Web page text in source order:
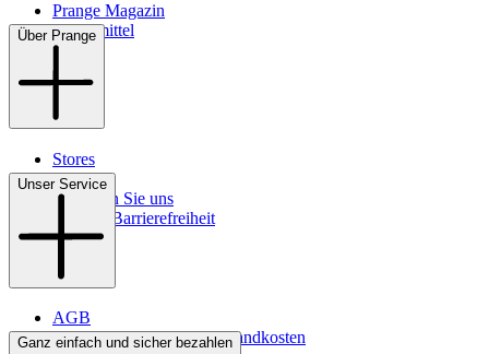
Prange Magazin
Pflegemittel
Über Prange
Stores
Kontakt
So finden Sie uns
Digitale Barrierefreiheit
Unser Service
AGB
Lieferbedingungen & Versandkosten
Ganz einfach und sicher bezahlen